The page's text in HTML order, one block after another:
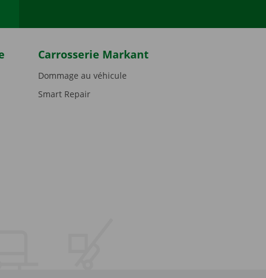
Carrosserie Markant
Dommage au véhicule
Smart Repair